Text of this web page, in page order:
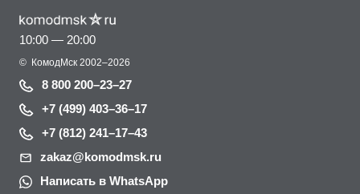
10:00 — 20:00
© КомодМск 2002–2026
8 800 200–23–27
+7 (499) 403–36–17
+7 (812) 241–17–43
zakaz@komodmsk.ru
Написать в WhatsApp